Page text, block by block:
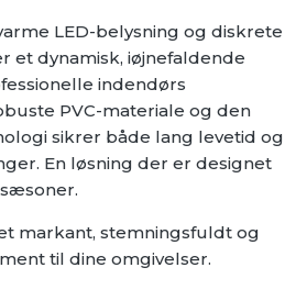
LED-belysning og diskrete
et dynamisk, iøjnefaldende
indendørs
PVC-materiale og den
sikrer både lang levetid og
En løsning der er designet
markant, stemningsfuldt og
til dine omgivelser.